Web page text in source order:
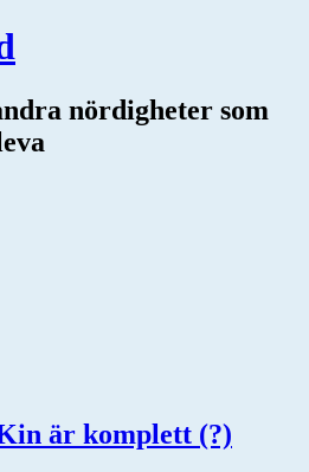
nördigheter som
är komplett (?)